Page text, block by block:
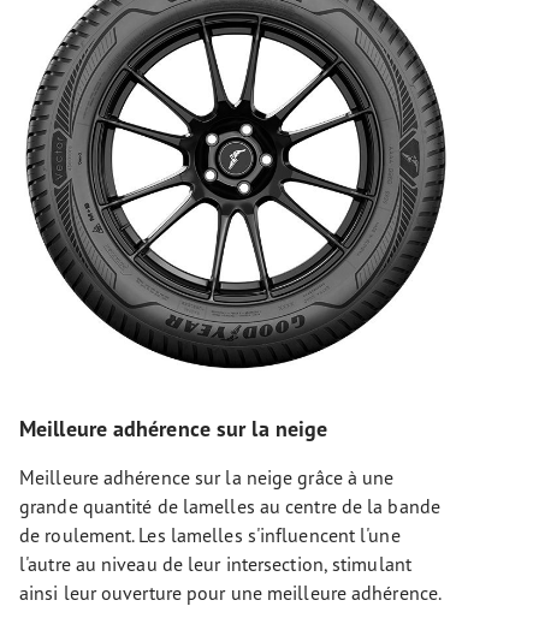
Meilleure adhérence sur la neige
Meilleure adhérence sur la neige grâce à une
grande quantité de lamelles au centre de la bande
de roulement. Les lamelles s'influencent l'une
l'autre au niveau de leur intersection, stimulant
ainsi leur ouverture pour une meilleure adhérence.